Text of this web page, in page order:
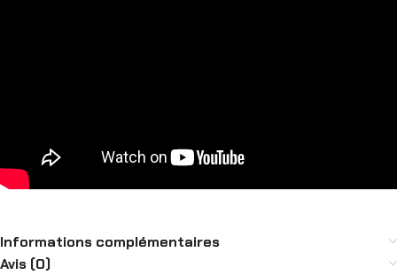
Informations complémentaires
Avis (0)